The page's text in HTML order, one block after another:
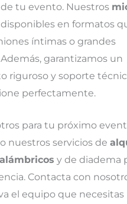
tu evento. Nuestros
en formatos
íntimas o grandes
garantizamos un
riguroso y soporte
perfectamente.
para tu próximo
nuestros servicios de
y de diadema
Contacta con
el equipo que necesitas